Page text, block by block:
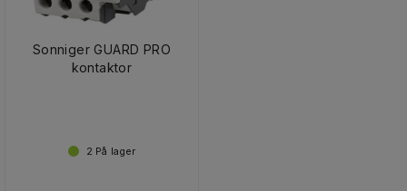
Sonniger GUARD PRO
kontaktor
2 På lager